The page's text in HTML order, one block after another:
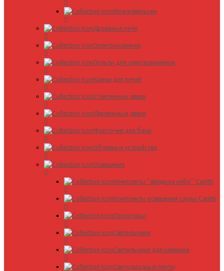
Можжевельник
Дровяные печи
Электрокаменки
Пульты для электрокаменок
Камни для печей
Стеклянные двери
Деревянные двери
Форточки для бани
Обливные устройства
Освещение
Комплекты ՛՛звёздное небо՛՛ Cariitti
Комплекты освещения сауны Cariitti
Проекторы
Светильники
Светильники для хаммама
Светодиодные ленты